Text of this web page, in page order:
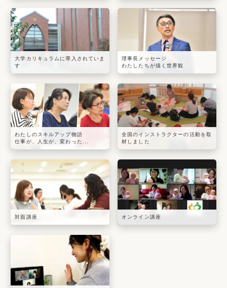
大学カリキュラムに導入されていま
す
理事長メッセージ
わたしたちが描く世界観
わたしのスキルアップ物語
仕事が、人生が、変わった...
全国のインストラクターの活動を取
材しました
対面講座 オンライン講座